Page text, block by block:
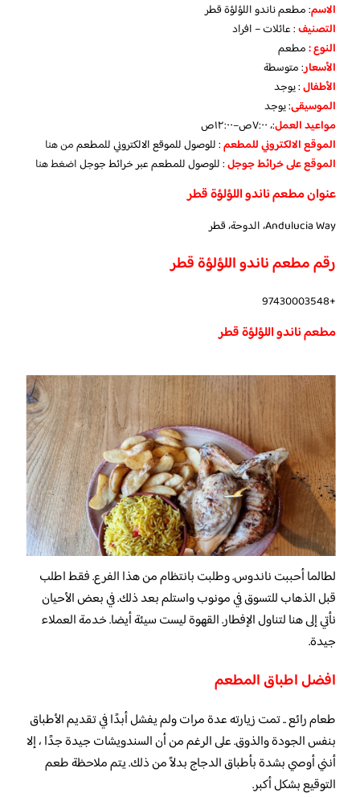
الاسم: مطعم ناندو اللؤلؤة قطر
التصنيف: عائلات – افراد
النوع :مطعم
الأسعار:متوسطة
الأطفال:يوجد
الموسيقى:يوجد
مواعيد العمل:، ٧:٠٠ص–١٢:٠٠ص
الموقع الالكتروني للمطعم: للوصول للموقع الالكتروني للمطعممن هنا
الموقع على خرائط جوجل: للوصول للمطعم عبر خرائط جوجلاضغط هنا
عنوان مطعم ناندو اللؤلؤة قطر
Andulucia Way، الدوحة، قطر
رقم مطعم ناندو اللؤلؤة قطر
+97430003548
مطعم ناندو اللؤلؤة قطر
لطالما أحببت ناندوس.وطلبت بانتظام منهذا الفرع.فقط اطلب
قبل الذهاب للتسوق في مونوب واستلم بعد ذلك.في بعض الأحيان
نأتي إلى هنا لتناول الإفطار.القهوة ليست سيئة أيضا.خدمة العملاء
جيدة.
افضل اطباق المطعم
طعام رائع .. تمت زيارته عدة مرات ولم يفشل أبدًا في تقديم الأطباق
بنفس الجودة والذوق.على الرغم من أن السندويشات جيدة جدًا ، إلا
أنني أوصي بشدة بأطباق الدجاج بدلاً من ذلك.يتم ملاحظة طعم
التوقيع بشكل أكبر.